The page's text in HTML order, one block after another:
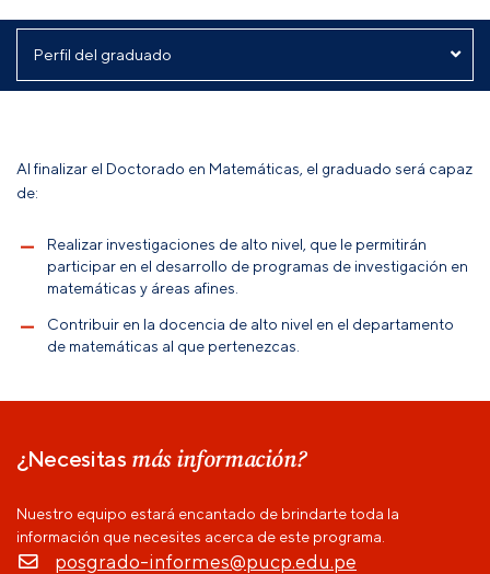
Al finalizar el Doctorado en Matemáticas, el graduado será capaz
de:
Realizar investigaciones de alto nivel, que le permitirán
participar en el desarrollo de programas de investigación en
matemáticas y áreas afines.
Contribuir en la docencia de alto nivel en el departamento
de matemáticas al que pertenezcas.
¿Necesitas más información?
Nuestro equipo estará encantado de brindarte toda la
información que necesites acerca de este programa.
posgrado-informes@pucp.edu.pe